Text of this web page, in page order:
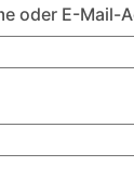
oder E-Mail-